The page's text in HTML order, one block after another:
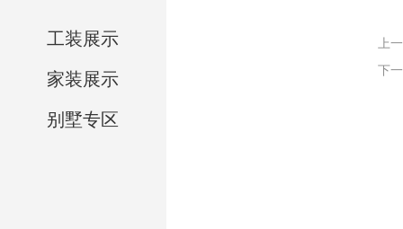
工装展示
家装展示
别墅专区
上
下